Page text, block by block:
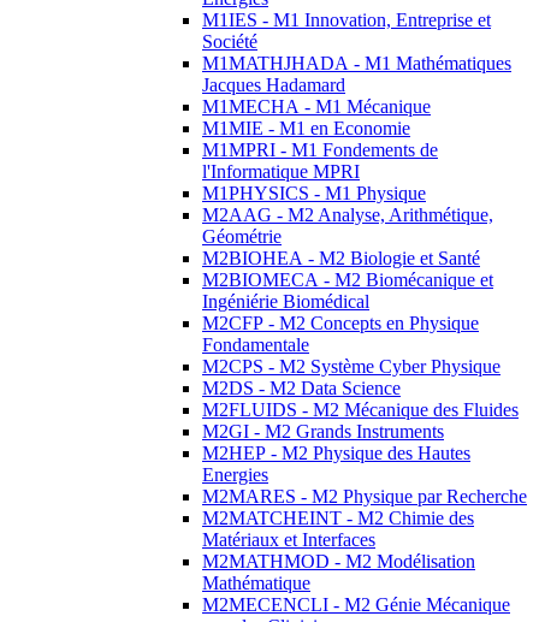
M1IES - M1 Innovation, Entreprise et
Société
M1MATHJHADA - M1 Mathématiques
Jacques Hadamard
M1MECHA - M1 Mécanique
M1MIE - M1 en Economie
M1MPRI - M1 Fondements de
l'Informatique MPRI
M1PHYSICS - M1 Physique
M2AAG - M2 Analyse, Arithmétique,
Géométrie
M2BIOHEA - M2 Biologie et Santé
M2BIOMECA - M2 Biomécanique et
Ingéniérie Biomédical
M2CFP - M2 Concepts en Physique
Fondamentale
M2CPS - M2 Système Cyber Physique
M2DS - M2 Data Science
M2FLUIDS - M2 Mécanique des Fluides
M2GI - M2 Grands Instruments
M2HEP - M2 Physique des Hautes
Energies
M2MARES - M2 Physique par Recherche
M2MATCHEINT - M2 Chimie des
Matériaux et Interfaces
M2MATHMOD - M2 Modélisation
Mathématique
M2MECENCLI - M2 Génie Mécanique